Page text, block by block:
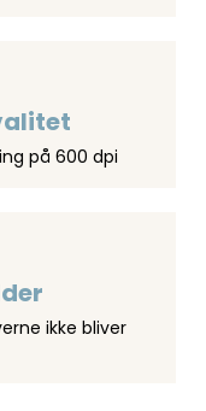
på 600 dpi
ikke bliver